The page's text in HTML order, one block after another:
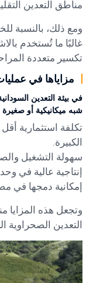
مناطق التعدين
ومع ذلك، بالنسبة
غالبًا ما تُستخدم
تكسير متعددة
مزاياها في
في بيئة التعدين
شبه ميكانيكية أو صغيرة
تكلفة استثمارية
الكبيرة.
سهولة التشغيل
إنتاجية عالية في
إمكانية دمجها في
وتجعل هذه المزايا
التعدين الصحراوية